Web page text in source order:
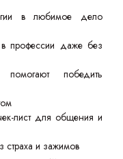
в любимое дело
в профессии даже без
победить
лист для общения и
страха и зажимов